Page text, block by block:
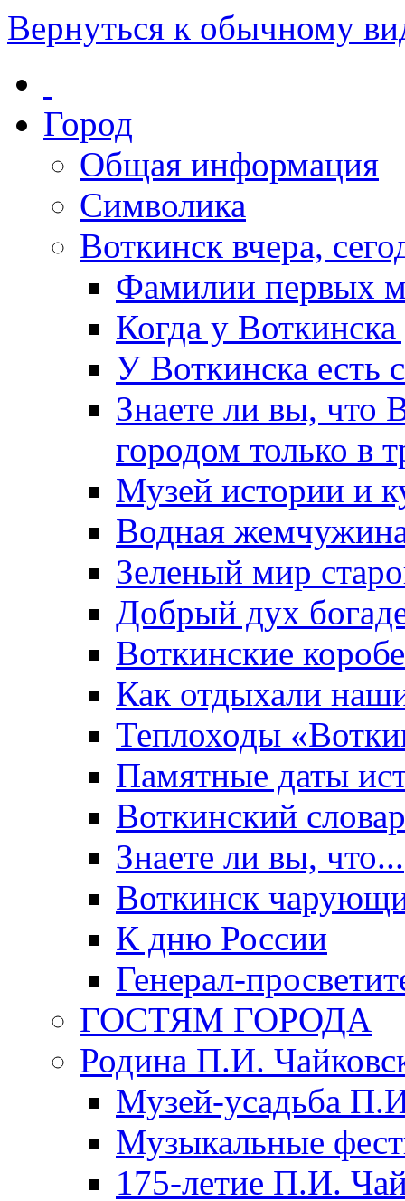
Вернуться к обычному
Город
Общая информация
Символика
Воткинск вчера,
Фамилии первых
Когда у
У Воткинска есть
Знаете ли вы, что
городом только в
Музей истории и
Водная
Зеленый мир
Добрый дух
Воткинские
Как отдыхали
Теплоходы
Памятные даты
Воткинский
Знаете ли вы, что...
Воткинск
К дню России
Генерал-
ГОСТЯМ ГОРОДА
Родина П.И.
Музей-усадьба
Музыкальные
175-летие П.И.